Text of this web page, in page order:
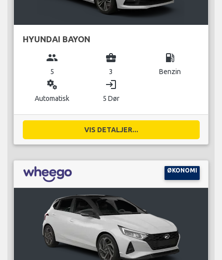
HYUNDAI BAYON
group
5
business_center
3
local_gas_station
Benzin
miscellaneous_services
Automatisk
login
5 Dør
VIS DETALJER...
ØKONOMI